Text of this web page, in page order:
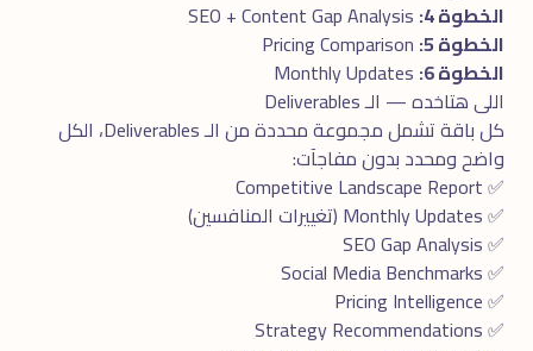
الخطوة 4:
الخطوة 5:
الخطوة 6:
اللى هتاخده — الـ Deliverables
كل باقة تشمل مجموعة محددة من الـ Deliverables، الكل
واضح ومحدد بدون مفاجآت:
✅ Competitive Landscape Report
✅ Monthly Updates (تغييرات المنافسين)
✅ SEO Gap Analysis
✅ Social Media Benchmarks
✅ Pricing Intelligence
✅ Strategy Recommendations